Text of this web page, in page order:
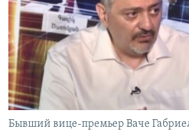
Հայերեն
English
Русский
Все сайты Радио Азатутюн
Бывший вице-премьер Ваче